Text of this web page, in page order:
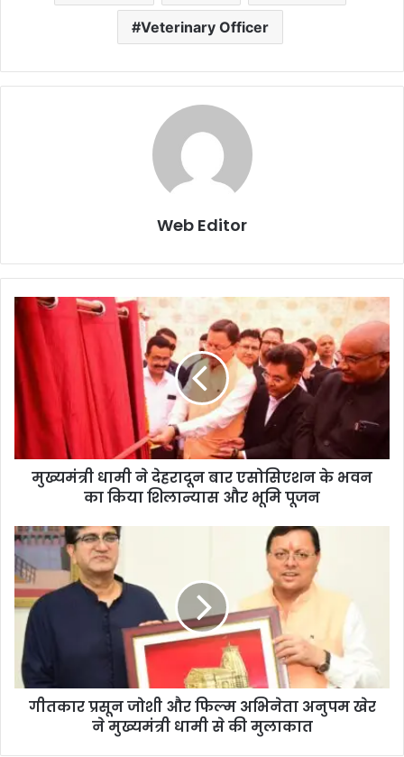
Veterinary Officer
Web Editor
मुख्यमंत्री धामी ने देहरादून बार एसोसिएशन के भवन
का किया शिलान्यास और भूमि पूजन
गीतकार प्रसून जोशी और फिल्म अभिनेता अनुपम खेर
ने मुख्यमंत्री धामी से की मुलाकात